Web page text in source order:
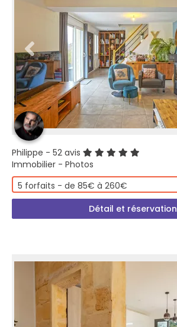
Philippe - 52 avis
Immobilier - Photos
5 forfaits - de 85€ à 260€
Détail et réservation